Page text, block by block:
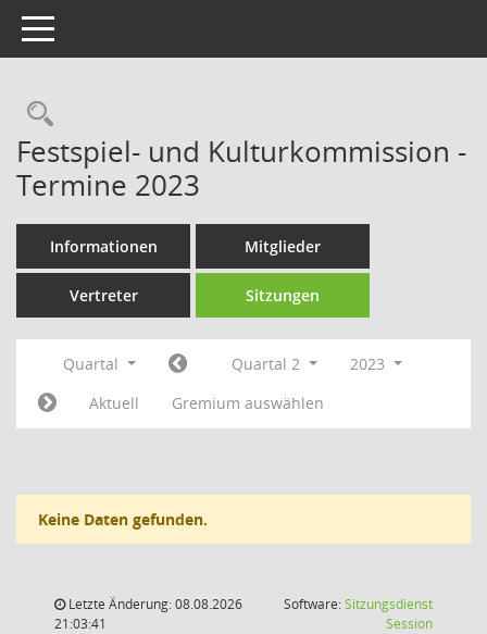
Toggle navigation
Rechercheauswahl
Festspiel- und Kulturkommission -
Termine 2023
Informationen Mitglieder
Vertreter Sitzungen
Quartal Quartal 2
2023
Aktuell
Gremium auswählen
Keine Daten gefunden.
Letzte Änderung: 08.08.2026
21:03:41
Software:Sitzungsdienst
Session(Wird in